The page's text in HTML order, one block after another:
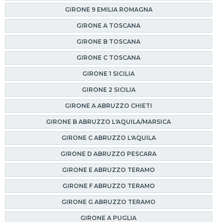
GIRONE 9 EMILIA ROMAGNA
GIRONE A TOSCANA
GIRONE B TOSCANA
GIRONE C TOSCANA
GIRONE 1 SICILIA
GIRONE 2 SICILIA
GIRONE A ABRUZZO CHIETI
GIRONE B ABRUZZO L'AQUILA/MARSICA
GIRONE C ABRUZZO L'AQUILA
GIRONE D ABRUZZO PESCARA
GIRONE E ABRUZZO TERAMO
GIRONE F ABRUZZO TERAMO
GIRONE G ABRUZZO TERAMO
GIRONE A PUGLIA